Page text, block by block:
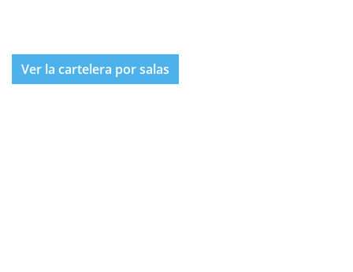
Ver la cartelera por salas